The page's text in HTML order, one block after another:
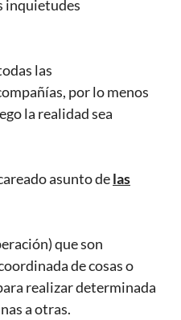
inquietudes
las
por lo menos
la realidad sea
asunto delas
que son
de cosas o
realizar determinada
a otras.